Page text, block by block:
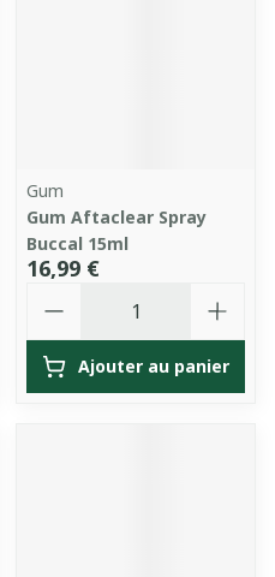
Gum
Gum Aftaclear Spray
Buccal 15ml
16,99 €
Ajouter au panier